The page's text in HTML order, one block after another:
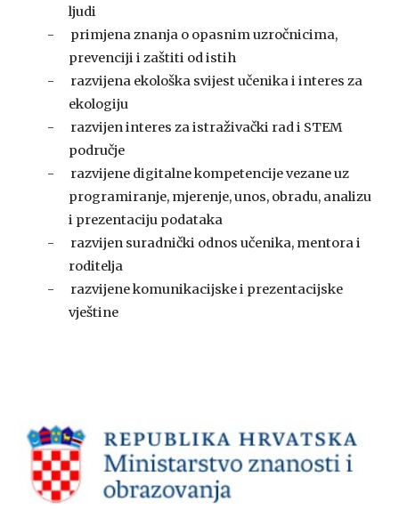
ljudi
-      primjena znanja o opasnim uzročnicima,
prevenciji i zaštiti od istih
-      razvijena ekološka svijest učenika i interes za
ekologiju
-      razvijen interes za istraživački rad i STEM
područje
-      razvijene digitalne kompetencije vezane uz
programiranje, mjerenje, unos, obradu, analizu
i prezentaciju podataka
-      razvijen suradnički odnos učenika, mentora i
roditelja
-      razvijene komunikacijske i prezentacijske
vještine